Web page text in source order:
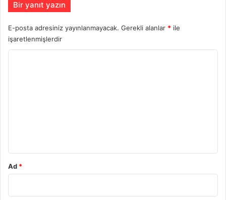
Bir yanıt yazın
E-posta adresiniz yayınlanmayacak. Gerekli alanlar * ile
işaretlenmişlerdir
Ad *